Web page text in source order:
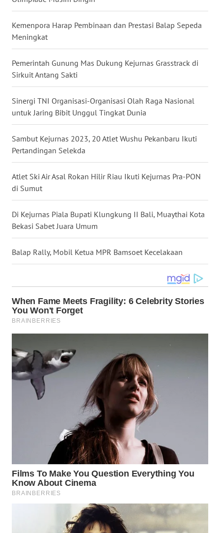
Kemenpora Harap Pembinaan dan Prestasi Balap Sepeda
Meningkat
Pemerintah Gunung Mas Dukung Kejurnas Grasstrack di
Sirkuit Antang Sakti
Sinergi TNI Organisasi-Organisasi Olah Raga Nasional
untuk Jaring Bibit Unggul Tingkat Dunia
Sambut Kejurnas 2023, 20 Atlet Wushu Pekanbaru Ikuti
Pertandingan Selekda
Atlet Ski Air Asal Rokan Hilir Riau Ikuti Kejurnas Pra-PON
di Sumut
Di Kejurnas Piala Bupati Klungkung II Bali, Muaythai Kota
Bekasi Sabet Juara Umum
Balap Rally, Mobil Ketua MPR Bamsoet Kecelakaan
WN
NUSANTARA
WN
JOGJA
WN
WN
WN
KALTARA
WN
WN
KALTIM
SULSEL
WN
GORONTALO
WN
MALUT